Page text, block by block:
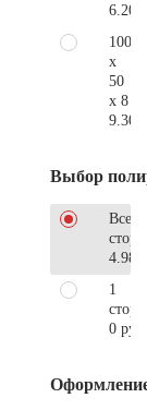
100
x
50
x 8
Выбор
Все
1
0 руб.